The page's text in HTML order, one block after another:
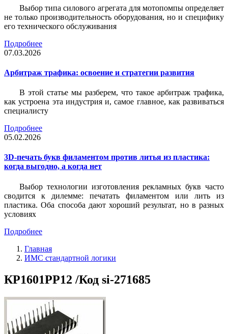
Выбор типа силового агрегата для мотопомпы определяет
не только производительность оборудования, но и специфику
его технического обслуживания
Подробнее
07.03.2026
Арбитраж трафика: освоение и стратегии развития
В этой статье мы разберем, что такое арбитраж трафика,
как устроена эта индустрия и, самое главное, как развиваться
специалисту
Подробнее
05.02.2026
3D-печать букв филаментом против литья из пластика:
когда выгодно, а когда нет
Выбор технологии изготовления рекламных букв часто
сводится к дилемме: печатать филаментом или лить из
пластика. Оба способа дают хороший результат, но в разных
условиях
Подробнее
Главная
ИМС стандартной логики
КР1601РР12 /Код si-271685